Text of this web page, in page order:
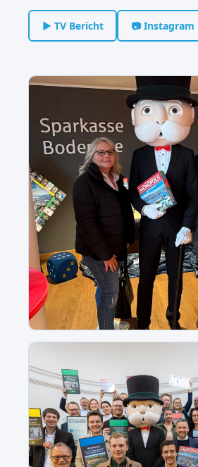
▶ TV Bericht 📷 Instagram